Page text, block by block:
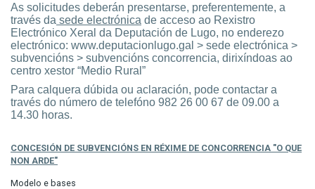
As solicitudes deberán presentarse, preferentemente, a
través da sede electrónica de acceso ao Rexistro
Electrónico Xeral da Deputación de Lugo, no enderezo
electrónico: www.deputacionlugo.gal > sede electrónica >
subvencións > subvencións concorrencia, dirixíndoas ao
centro xestor “Medio Rural”
Para calquera dúbida ou aclaración, pode contactar a
través do número de telefóno 982 26 00 67 de 09.00 a
14.30 horas.
CONCESIÓN DE SUBVENCIÓNS EN RÉXIME DE CONCORRENCIA "O QUE
NON ARDE"
Modelo e bases